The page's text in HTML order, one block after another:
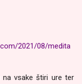
2021/08/medita
na vsake štiri ure ter